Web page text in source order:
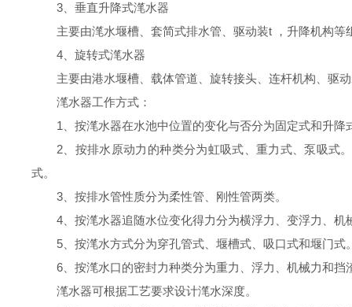
3、垂直升降式滗水器
主要由滗水堰槽、套简式排水管、驱动装t ，升降机构等
4、旋转式滗水器
主要由港水堰槽、载体管道、旋转接头、连杆机构、驱
滗水器工作方式：
1、按滗水器在水池中位置的变化与否分为固定式和升
2、按排水原动力的种类分为虹吸式、重力式、泵吸式
式。
3、按排水管性质分为柔性管、刚性管两类。
4、按滗水器追随水位变化得力分为横浮力、变浮力、机
5、按滗水方式分为穿孔管式、堰槽式、吸口式和堰门式
6、按滗水口的密封力种类分为重力、浮力、机械力和挡
滗水器可根据工艺要求设计滗水深度。